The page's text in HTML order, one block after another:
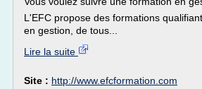
L'EFC propose des formations
en gestion, de tous...
Lire la suite
Site : http://www.efcformation.com